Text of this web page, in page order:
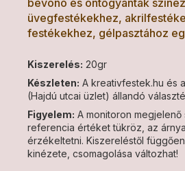
bevonó és öntőgyanták
üvegfestékekhez,
festékekhez, gélpasztához
Kiszerelés: 20gr
Készleten: A kreativfestek.hu és
(Hajdú utcai üzlet) állandó
Figyelem: A monitoron megjelenő
referencia értéket tükröz, az
érzékeltetni. Kiszereléstől függően
kinézete, csomagolása változhat!